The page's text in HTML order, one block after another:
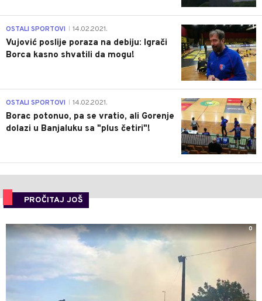
1
OSTALI SPORTOVI 14.02.2021.
Vujović poslije poraza na debiju: Igrači
Borca kasno shvatili da mogu!
3
OSTALI SPORTOVI 14.02.2021.
Borac potonuo, pa se vratio, ali Gorenje
dolazi u Banjaluku sa "plus četiri"!
PROČITAJ JOŠ
0